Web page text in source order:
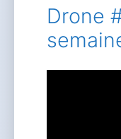
Drone